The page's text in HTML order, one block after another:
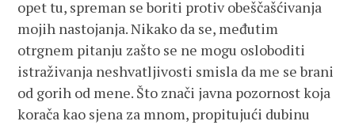
opet tu, spreman se boriti protiv obeščašćivanja
mojih nastojanja. Nikako da se, međutim
otrgnem pitanju zašto se ne mogu osloboditi
istraživanja neshvatljivosti smisla da me se brani
od gorih od mene. Što znači javna pozornost koja
korača kao sjena za mnom, propitujući dubinu